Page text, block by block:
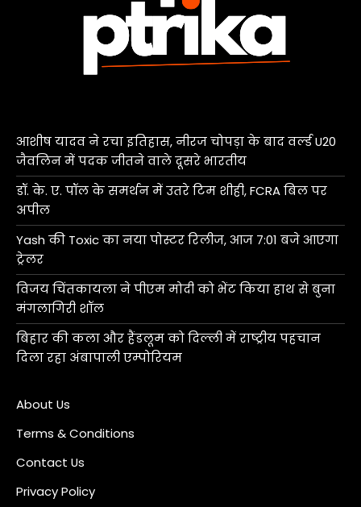
आशीष यादव ने रचा इतिहास, नीरज चोपड़ा के बाद वर्ल्ड U20
जैवलिन में पदक जीतने वाले दूसरे भारतीय
डॉ. के. ए. पॉल के समर्थन में उतरे टिम शीही, FCRA बिल पर
अपील
Yash की Toxic का नया पोस्टर रिलीज, आज 7:01 बजे आएगा
ट्रेलर
विजय चिंतकायला ने पीएम मोदी को भेंट किया हाथ से बुना
मंगलागिरी शॉल
बिहार की कला और हैंडलूम को दिल्ली में राष्ट्रीय पहचान
दिला रहा अंबापाली एम्पोरियम
About Us
Terms & Conditions
Contact Us
Privacy Policy